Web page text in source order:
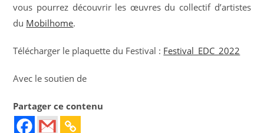
vous pourrez découvrir les œuvres du collectif d’artistes
du Mobilhome.
Télécharger le plaquette du Festival : Festival_EDC_2022
Avec le soutien de
Partager ce contenu